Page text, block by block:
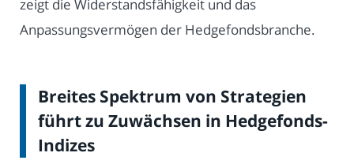
zeigt die Widerstandsfähigkeit und das
Anpassungsvermögen der Hedgefondsbranche.
Breites Spektrum von Strategien
führt zu Zuwächsen in Hedgefonds-
Indizes